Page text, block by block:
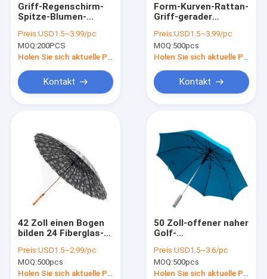
Produits
Über uns
Kontakt
Picknickkühltasche
Griff-Regenschirm-
Spitze-Blumen-
Sunproof formte
gerade
Preis:USD1.5~3.99/pc
MOQ:200PCS
Holen Sie sich aktuelle Preis
Kontakt
Form-Kurven-Rattan-
Griff-gerader
Preis:USD1.5~3.99/pc
MOQ:500pcs
Holen Sie sich aktuelle Preis
Kontakt
42 Zoll einen Bogen
bilden 24 Fiberglas-
gerader Griff-
Regenschirm
Preis:USD1.5~2.99/pc
MOQ:500pcs
Holen Sie sich aktuelle Preis
50 Zoll-offener naher
Golf-
gerades Muster
Preis:USD1.5~3.6/pc
MOQ:500pcs
Holen Sie sich aktuelle Preis